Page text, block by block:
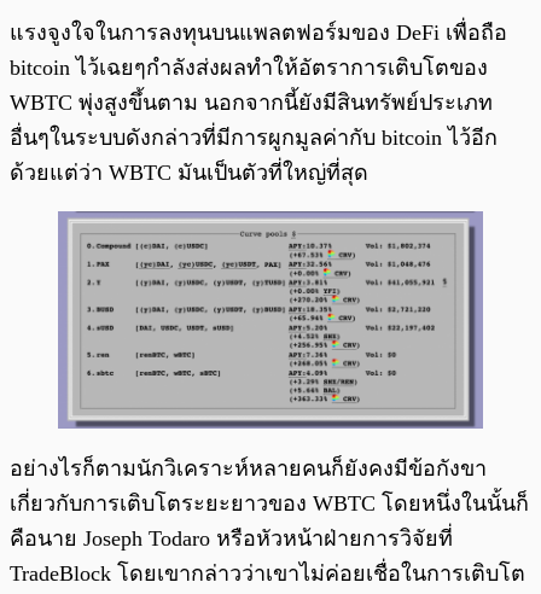
แรงจูงใจในการลงทุนบนแพลตฟอร์มของ DeFi เพื่อถือ
bitcoin ไว้เฉยๆกำลังส่งผลทำให้อัตราการเติบโตของ
WBTC พุ่งสูงขึ้นตาม นอกจากนี้ยังมีสินทรัพย์ประเภท
อื่นๆในระบบดังกล่าวที่มีการผูกมูลค่ากับ bitcoin ไว้อีก
ด้วยแต่ว่า WBTC มันเป็นตัวที่ใหญ่ที่สุด
อย่างไรก็ตามนักวิเคราะห์หลายคนก็ยังคงมีข้อกังขา
เกี่ยวกับการเติบโตระยะยาวของ WBTC โดยหนึ่งในนั้นก็
คือนาย Joseph Todaro หรือหัวหน้าฝ่ายการวิจัยที่
TradeBlock โดยเขากล่าวว่าเขาไม่ค่อยเชื่อในการเติบโต